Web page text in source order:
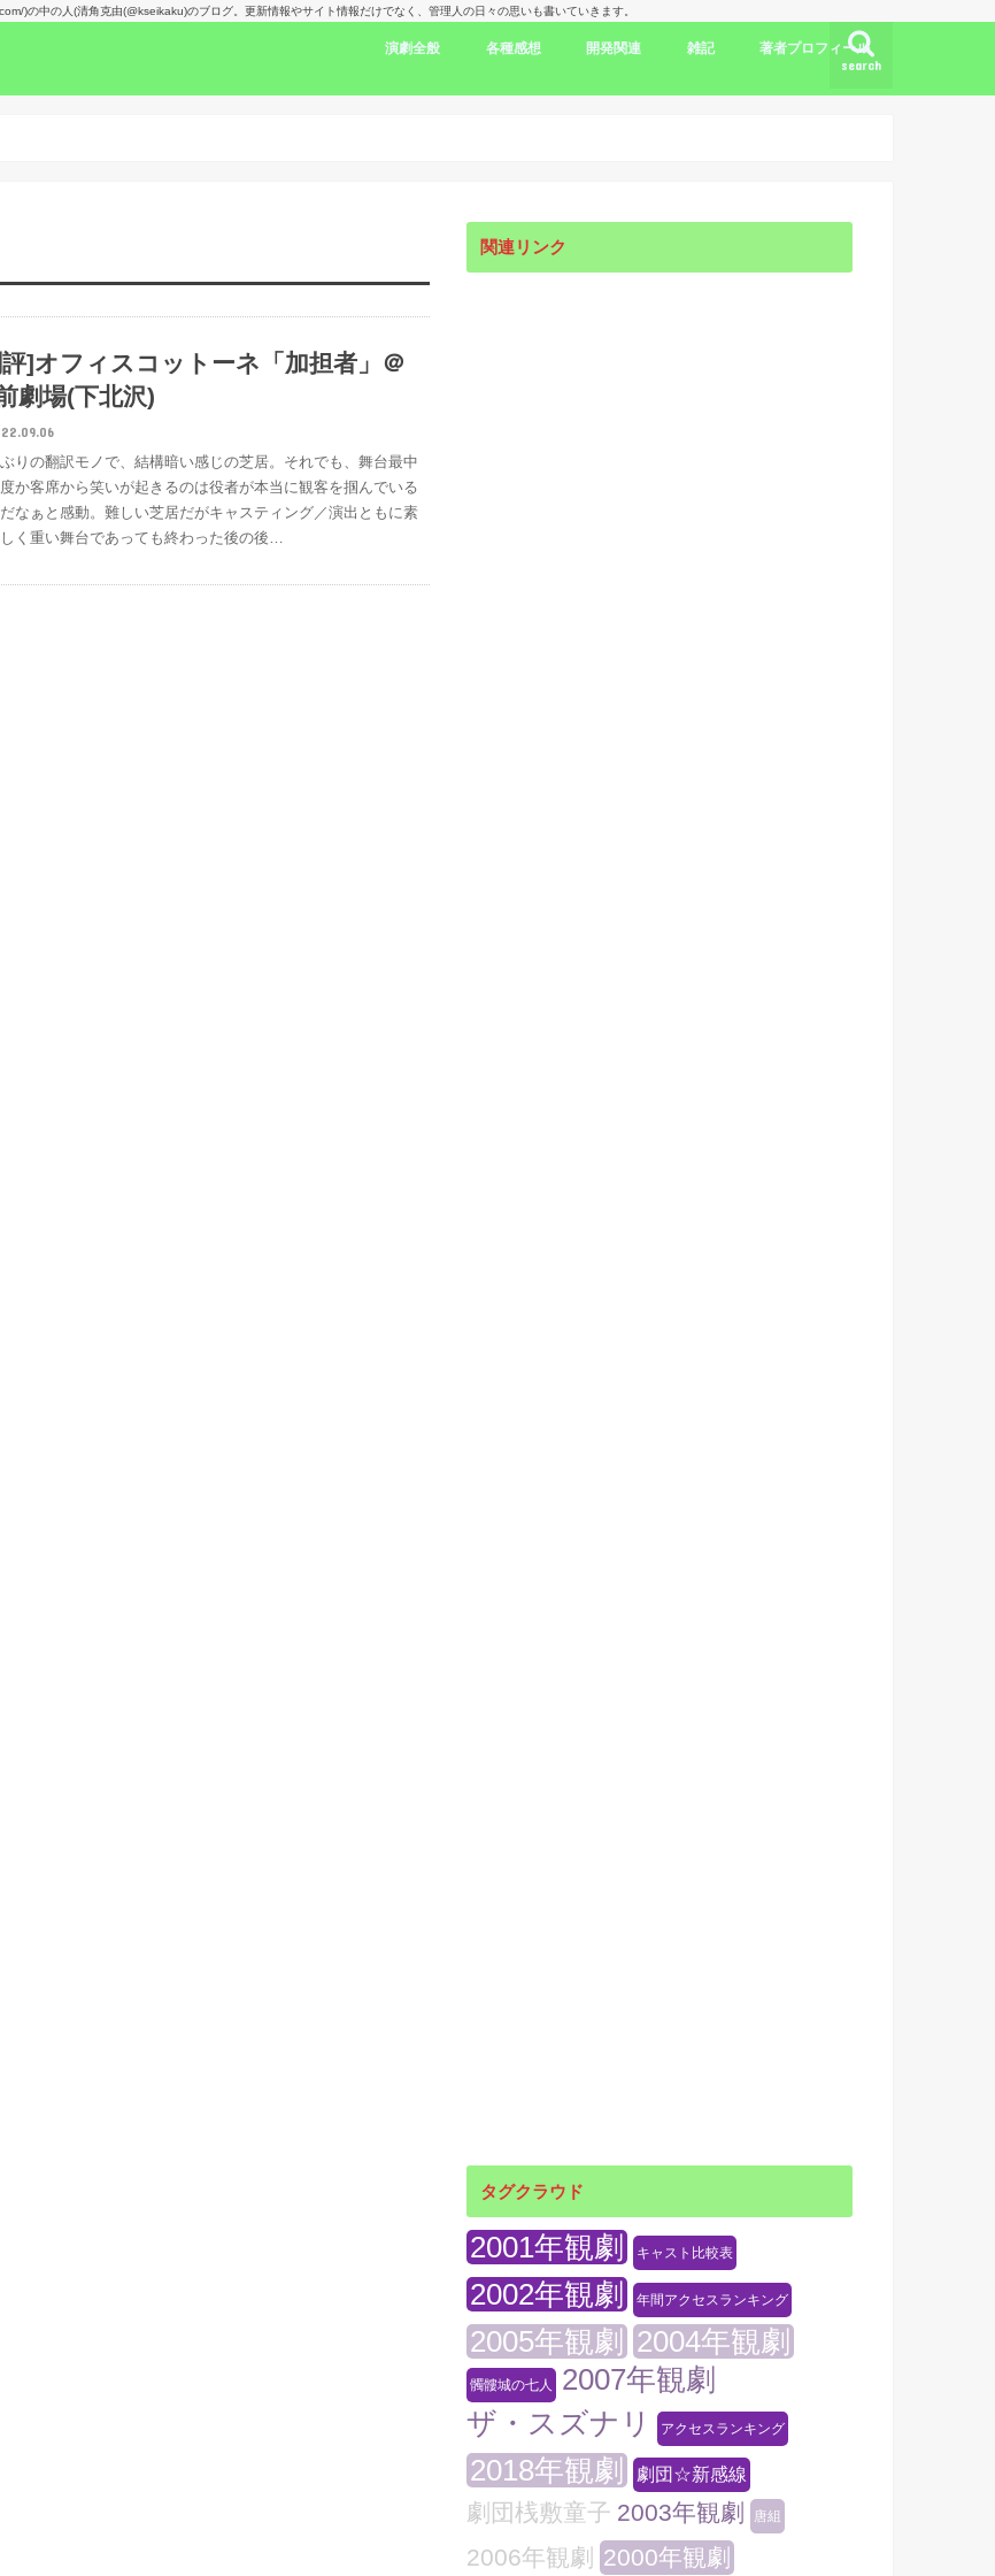
)の中の人(清角克由(@kseikaku)のブログ。更新情報やサイト情報だけでなく、管理人の日々の思いも書いていきます。
search
演劇全般
演劇感想文リンク
舞台で見た人のドラマ出演情報
楽しみな舞台！
演劇賞
各種感想
劇評 海外劇評
書評 KDP
映画評
旅行記
開発関連
開発言語
iPhone/Mac
WordPress
Ubuntu
集合知/人工知能
雑記
日本
アメリカ
韓国
中国
著者プロフィール
]オフィスコットーネ「加担者」＠
劇場(下北沢)
りの翻訳モノで、結構暗い感じの芝居。それでも、舞台最中
か客席から笑いが起きるのは役者が本当に観客を掴んでいる
なぁと感動。難しい芝居だがキャスティング／演出ともに素
く重い舞台であっても終わった後の後…
関連リンク
タグクラウド
2001年観劇 キャスト比較表
2002年観劇 年間アクセスランキング
2005年観劇 2004年観劇
髑髏城の七人
2007年観劇
ザ・スズナリ
アクセスランキング
2018年観劇 劇団☆新感線
劇団桟敷童子 2003年観劇 唐組
2006年観劇
2000年観劇